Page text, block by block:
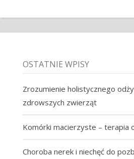
OSTATNIE WPISY
Zrozumienie holistycznego
zdrowszych zwierząt
Komórki macierzyste – terapia
Choroba nerek i niechęć do